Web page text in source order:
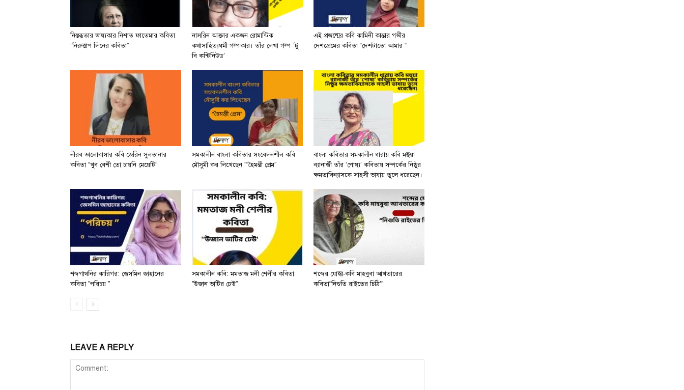
নিস্তব্ধতার ভাষ্যকার নিশাত ফাতেমার কবিতা
”নিরুত্তাপ দিনের কবিতা”
নাসরিন আক্তার একজন রোমান্টিক
কথাসাহিত্যধর্মী গল্পকার। তাঁর লেখা গল্প ‘টু
বি কন্টিনিউড’
এই প্রজন্মের কবি কামিনী কান্তার গভীর
দেশপ্রেমের কবিতা “দেশটাতো আমার “
নীরব ভালোবাসার কবি জেরিন সুলতানার
কবিতা “খুব বেশী তো চায়নি মেয়েটি”
সমকালীন বাংলা কবিতার সংবেদনশীল কবি
মৌসুমী কর লিখেছেন ”“হৈমন্তী প্রেম”
বাংলা কবিতার সমকালীন ধারায় কবি মহুয়া
ব্যানার্জী তাঁর ‘পোষ্য’ কবিতায় সম্পর্কের নিষ্ঠুর
ক্ষমতাবিন্যাসকে সাহসী ভাষায় তুলে ধরেছেন।
শব্দগাথনির কারিগর: জেসমিন জাহানের
কবিতা ”পরিচয় ”
সমকালীন কবি: মমতাজ মনী শেলীর কবিতা
”উজান ভাটির ঢেউ”
শব্দের যোদ্ধা-কবি মাহবুবা আখতারের
কবিতা“নিশুতি রাইতের চিঠি’”
LEAVE A REPLY